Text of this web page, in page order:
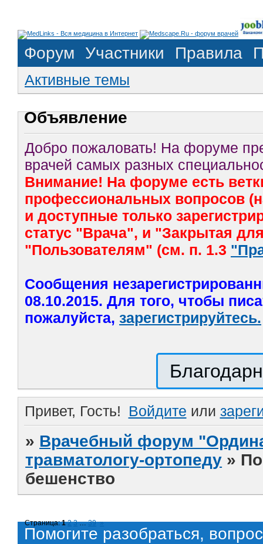
Форум Участники Правила
Активные темы
Объявление
Добро пожаловать! На форуме
врачей самых разных
Внимание! На форуме есть
профессиональных вопросов
и доступные только
статус "Врача", и "Закрытая
"Пользователям" (см. п. 1.3
Сообщения
08.10.2015. Для того, чтобы
пожалуйста, зарегистрируйтесь.
Привет, Гость! Войдите или
» Врачебный форум
травматологу-ортопеду »
бешенство
Помогите разобраться,
Страница:1 2 3 … 39 »